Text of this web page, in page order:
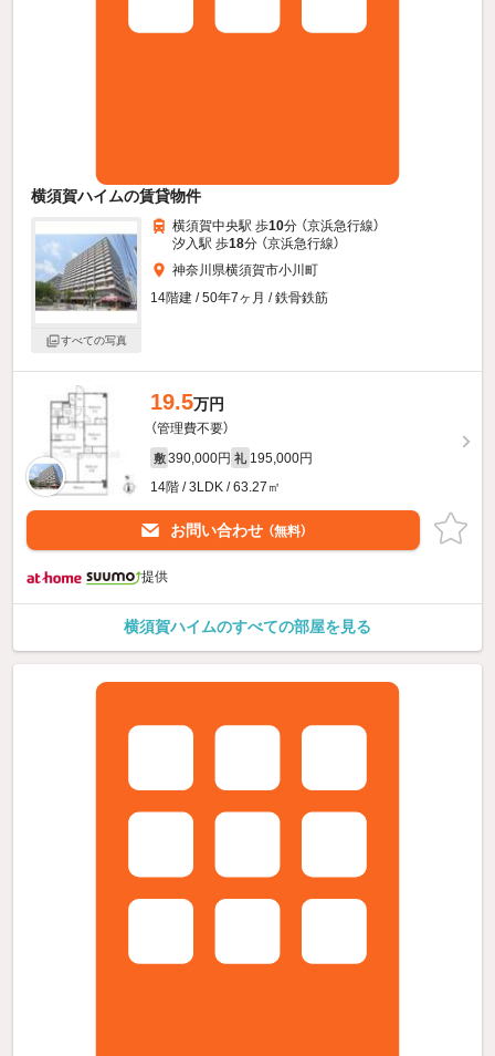
横須賀ハイムの賃貸物件
すべての写真
横須賀中央駅 歩10分 （京浜急行線）
汐入駅 歩18分 （京浜急行線）
神奈川県横須賀市小川町
14階建 / 50年7ヶ月 / 鉄骨鉄筋
19.5万円
（管理費不要）
敷 390,000円 礼 195,000円
14階 / 3LDK / 63.27㎡
お問い合わせ （無料）
提供
横須賀ハイムのすべての部屋を見る